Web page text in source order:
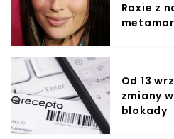
Roxie z
Od 13
zmiany
blokady